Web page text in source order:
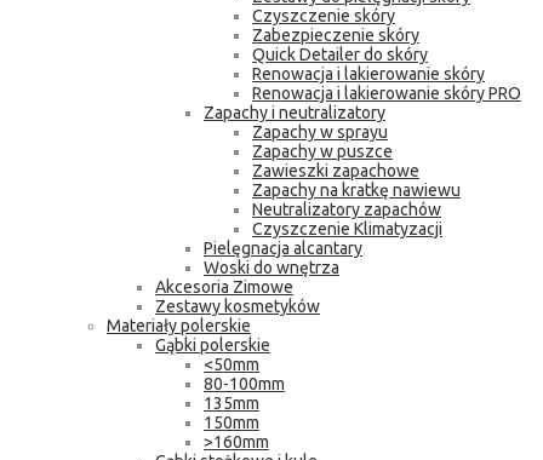
Czyszczenie skóry
Zabezpieczenie skóry
Quick Detailer do skóry
Renowacja i lakierowanie skóry
Renowacja i lakierowanie skóry PRO
Zapachy i neutralizatory
Zapachy w sprayu
Zapachy w puszce
Zawieszki zapachowe
Zapachy na kratkę nawiewu
Neutralizatory zapachów
Czyszczenie Klimatyzacji
Pielęgnacja alcantary
Woski do wnętrza
Akcesoria Zimowe
Zestawy kosmetyków
Materiały polerskie
Gąbki polerskie
<50mm
80-100mm
135mm
150mm
>160mm